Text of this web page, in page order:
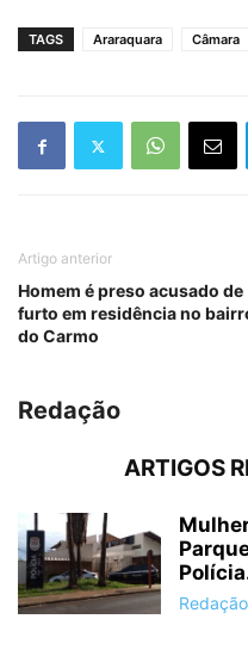
TAGS Araraquara Câmara
Artigo anterior
Homem é preso acusado de
furto em residência no
do Carmo
Redação
ARTIGOS
Redação